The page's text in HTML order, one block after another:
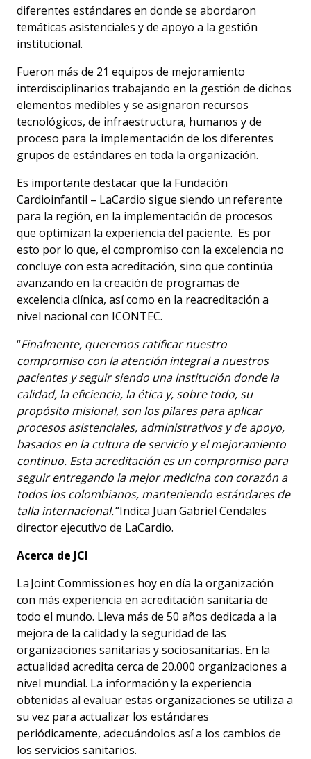
diferentes estándares en donde se abordaron
temáticas asistenciales y de apoyo a la gestión
institucional.
Fueron más de 21 equipos de mejoramiento
interdisciplinarios trabajando en la gestión de dichos
elementos medibles y se asignaron recursos
tecnológicos, de infraestructura, humanos y de
proceso para la implementación de los diferentes
grupos de estándares en toda la organización.
Es importante destacar que la Fundación
Cardioinfantil – LaCardio sigue siendo un referente
para la región, en la implementación de procesos
que optimizan la experiencia del paciente. Es por
esto por lo que, el compromiso con la excelencia no
concluye con esta acreditación, sino que continúa
avanzando en la creación de programas de
excelencia clínica, así como en la reacreditación a
nivel nacional con ICONTEC.
“Finalmente, queremos ratificar nuestro
compromiso con la atención integral a nuestros
pacientes y seguir siendo una Institución donde la
calidad, la eficiencia, la ética y, sobre todo, su
propósito misional, son los pilares para aplicar
procesos asistenciales, administrativos y de apoyo,
basados en la cultura de servicio y el mejoramiento
continuo. Esta acreditación es un compromiso para
seguir entregando la mejor medicina con corazón a
todos los colombianos, manteniendo estándares de
talla internacional.“Indica Juan Gabriel Cendales
director ejecutivo de LaCardio.
Acerca de JCI
La Joint Commission es hoy en día la organización
con más experiencia en acreditación sanitaria de
todo el mundo. Lleva más de 50 años dedicada a la
mejora de la calidad y la seguridad de las
organizaciones sanitarias y sociosanitarias. En la
actualidad acredita cerca de 20.000 organizaciones a
nivel mundial. La información y la experiencia
obtenidas al evaluar estas organizaciones se utiliza a
su vez para actualizar los estándares
periódicamente, adecuándolos así a los cambios de
los servicios sanitarios.